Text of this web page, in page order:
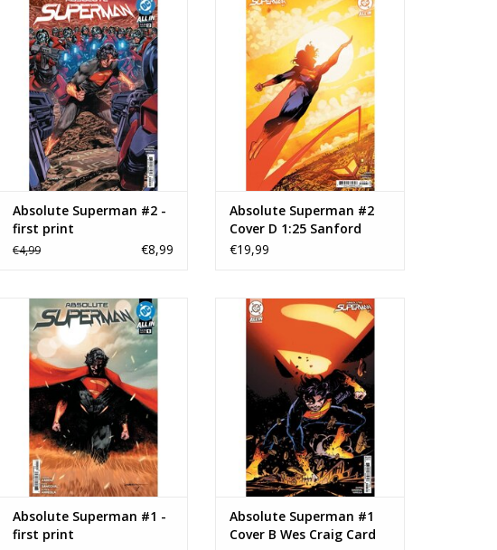
TOEVOEGEN AAN WINKELWAGEN
Absolute Superman #2 -
first print
€4,99 €8,99
1:25 Sanford Greene Card Stock
Variant
TOEVOEGEN AAN WINKELWAGEN
Absolute Superman #2
Cover D 1:25 Sanford
Greene Card Stock
€19,99
Absolute Superman #1
TOEVOEGEN AAN WINKELWAGEN
Absolute Superman #1 -
first print
Absolute Superman #1 Cover B
Wes Craig Card Stock Variant
TOEVOEGEN AAN WINKELWAGEN
Absolute Superman #1
Cover B Wes Craig Card